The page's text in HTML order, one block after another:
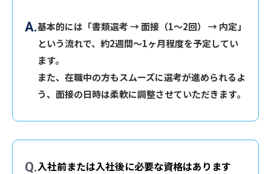
基本的には「書類選考 → 面接（1〜2回） → 内定」
という流れで、約2週間〜1ヶ月程度を予定してい
ます。
また、在職中の方もスムーズに選考が進められるよ
う、面接の日時は柔軟に調整させていただきます。
入社前または入社後に必要な資格はあります